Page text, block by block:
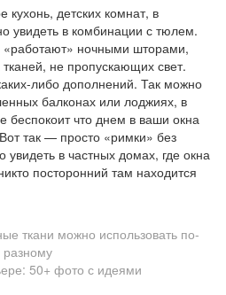
детских комнат, в
увидеть в комбинации с тюлем.
ночными шторами,
не пропускающих свет.
либо дополнений. Так можно
балконах или лоджиях, в
беспокоит что днем в ваши окна
так — просто «римки» без
в частных домах, где окна
посторонний там находится
ткани можно использовать по-
разному